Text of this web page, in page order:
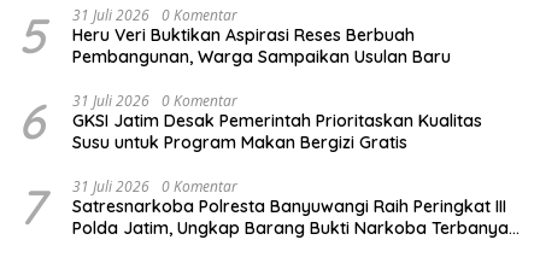
5 31 Juli 2026 0 Komentar
Heru Veri Buktikan Aspirasi Reses Berbuah
Pembangunan, Warga Sampaikan Usulan Baru
6 31 Juli 2026 0 Komentar
GKSI Jatim Desak Pemerintah Prioritaskan Kualitas
Susu untuk Program Makan Bergizi Gratis
7 31 Juli 2026 0 Komentar
Satresnarkoba Polresta Banyuwangi Raih Peringkat III
Polda Jatim, Ungkap Barang Bukti Narkoba Terbanyak